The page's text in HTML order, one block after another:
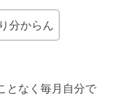
分からん
となく毎月自分で